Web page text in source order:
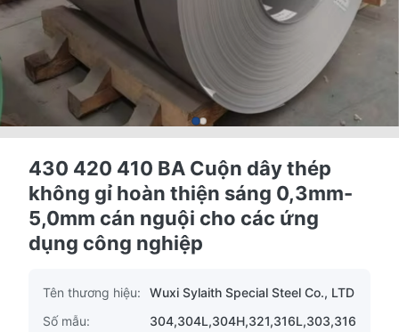
430 420 410 BA Cuộn dây thép
không gỉ hoàn thiện sáng 0,3mm-
5,0mm cán nguội cho các ứng
dụng công nghiệp
Tên thương hiệu:
Wuxi Sylaith Special Steel Co., LTD
Số mẫu:
304,304L,304H,321,316L,303,316